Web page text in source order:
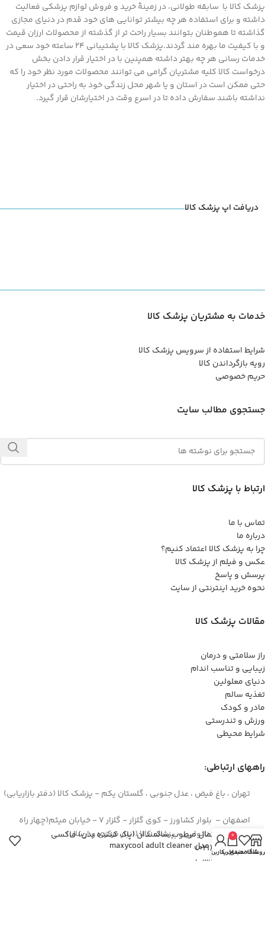
پزشک کالا با سابقه طولانی، در زمینۀ خرید و فروش لوازم پزشکی فعالیت
داشته و برای استفاده هر چه بیشتر توانایی های خود قدم در دنیای مجازی
گذاشته تا هموطنان بتوانند بسیار راحت تر از گذشته از محصولات ارزان قیمت
و با کیفیت ما بهره مند گردند.پزشک کالا با پشتیبانی 24 ساعته خود سعی در
خدمات رسانی هر چه بهتر داشته همپنین با در اختیار قرار دادن بخش
درخواست کالا کلیه مشتریان گرامی می توانند محصولات مورد نظر خود را که
حتی ممکن است در استان و یا شهر محل زندگی خود به راحتی در اختیار
نداشته باشند سفارش داده تا در اسرع وقت در اختیارشان قرار گیرد.
دریافت اپ پزشک کالا
خدمات به مشتریان پزشک کالا
شرایط استفاده از سرویس پزشک کالا
رویه بازگرداندن کالا
حریم خصوصی
جستجوی مطالب سایت
ارتباط با پزشک کالا
تماس با ما
درباره ما
چرا به پزشک کالا اعتماد کنیم؟
عکس و فیلم از پزشک کالا
پرسش و پاسخ
نحوه خرید اینترنتی از سایت
مقالات پزشک کالا
راز سلامتی و درمان
زیبایی و تناسب اندام
دنیای معلولین
تغذیه سالم
مادر و کودک
ورزش و تندرستی
شرایط محیطی
راههای ارتباطی:
تهران ، باغ فیض ، عدل جنوبی ، گلستان یکم - پزشک کالا (دفتر بازاریابی)
اصفهان – بلوار کشاورز - کوی گلزار - گلزار 7 - خیابان میثم(چهار راه
سوم) - روبروی نانوایی - پزشک کالا (انبار مرکزی و ارسال)
44422994(021)
دستمال مرطوب سالمندان (پاک کننده بدن) ماکسی
کول مدل maxycool adult cleaner علاقه مندی
0
سبد خرید
حساب کاربری من